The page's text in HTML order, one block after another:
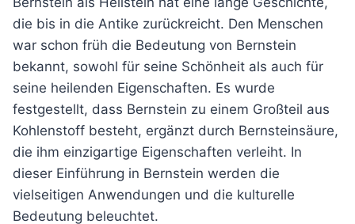
die bis in die Antike zurückreicht. Den Menschen
war schon früh die Bedeutung von Bernstein
bekannt, sowohl für seine Schönheit als auch für
seine heilenden Eigenschaften. Es wurde
festgestellt, dass Bernstein zu einem Großteil aus
Kohlenstoff besteht, ergänzt durch Bernsteinsäure,
die ihm einzigartige Eigenschaften verleiht. In
dieser Einführung in Bernstein werden die
vielseitigen Anwendungen und die kulturelle
Bedeutung beleuchtet.